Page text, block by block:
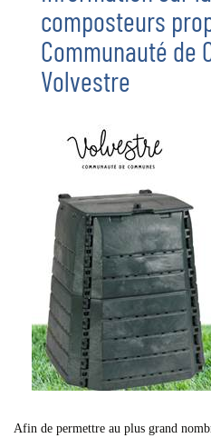
composteurs
Communauté de
Volvestre
Afin de permettre au plus grand